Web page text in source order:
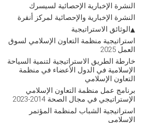
النشرة الإخبارية الإحصائية لسيسرك
النشرة الإخبارية والإحصائية لمركز أنقرة
الوثائق الاستراتيجية
استراتيجية منظمة التعاون الإسلامي لسوق
العمل 2025
خارطة الطريق الاستراتيجية لتنمية السياحة
الإسلامية في الدول الأعضاء في منظمة
التعاون الإسلامي
برنامج عمل منظمة التعاون الإسلامي
الإستراتيجي في مجال الصحة 2014-2023
استراتيجية الشباب لمنظمة المؤتمر
الإسلامي